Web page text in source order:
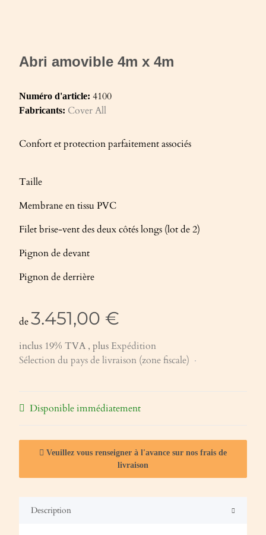
Abri amovible 4m x 4m
Numéro d'article: 4100
Fabricants: Cover All
Confort et protection parfaitement associés
Taille
Membrane en tissu PVC
Filet brise-vent des deux côtés longs (lot de 2)
Pignon de devant
Pignon de derrière
de3.451,00 €
inclus 19% TVA , plusExpédition
Sélection du pays de livraison (zone fiscale)
Disponible immédiatement
Veuillez vous renseigner à l'avance sur nos frais de
livraison
Description